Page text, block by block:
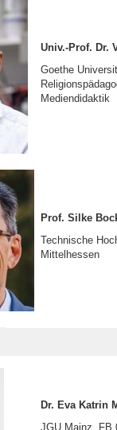
Univ.-Prof. Dr.
Goethe
Mediendidaktik
Prof. Silke
Technische
Mittelhessen
Dr. Eva Katrin
JGU Mainz, FB